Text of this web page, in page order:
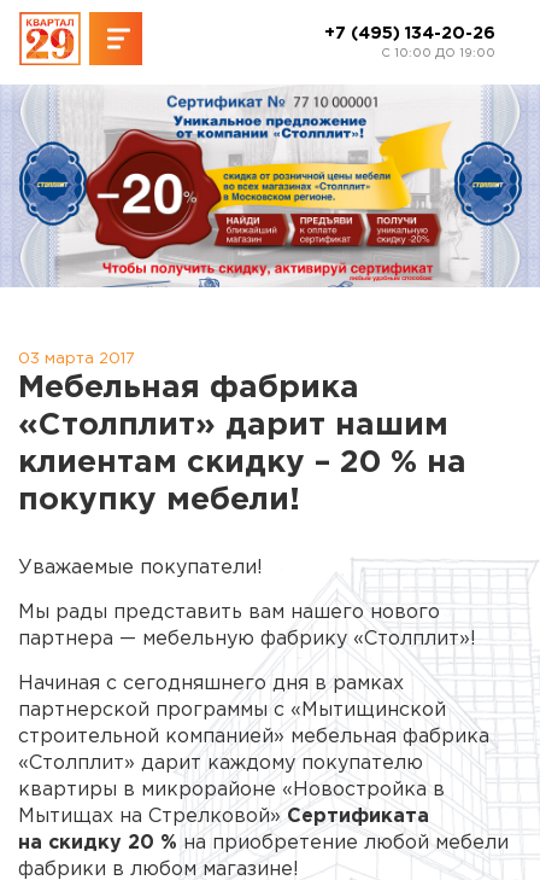
+7 (495) 134-20-26
C 10:00 ДО 19:00
03 марта 2017
Мебельная фабрика
«Столплит» дарит нашим
клиентам скидку – 20 % на
покупку мебели!
Уважаемые покупатели!
Мы рады представить вам нашего нового
партнера — мебельную фабрику «Столплит»!
Начиная с сегодняшнего дня в рамках
партнерской программы с «Мытищинской
строительной компанией» мебельная фабрика
«Столплит» дарит каждому покупателю
квартиры в микрорайоне «Новостройка в
Мытищах на Стрелковой» Сертификата
на скидку 20 % на приобретение любой мебели
фабрики в любом магазине!